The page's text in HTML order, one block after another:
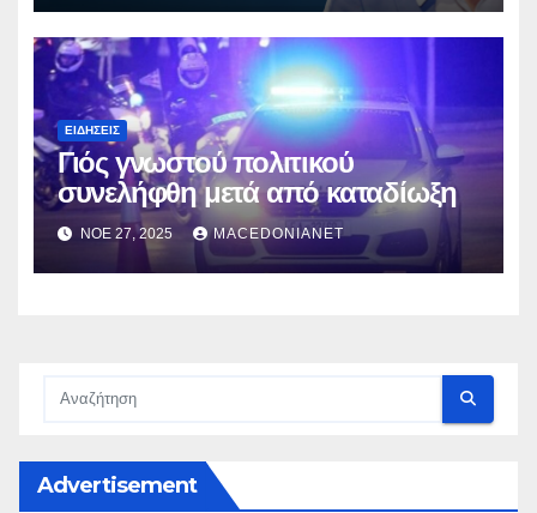
ΕΙΔΉΣΕΙΣ
Γιός γνωστού πολιτικού
συνελήφθη μετά από καταδίωξη
ΝΟΈ 27, 2025 MACEDONIANET
Advertisement